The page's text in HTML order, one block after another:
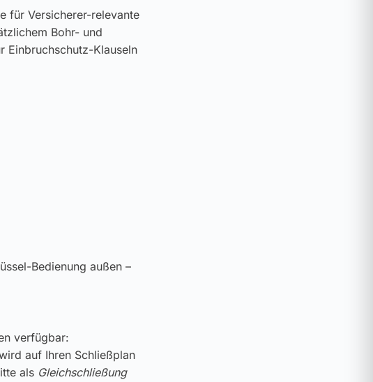
für Versicherer-relevante
Bohr- und
Einbruchschutz-Klauseln
Bedienung außen –
verfügbar:
auf Ihren Schließplan
als Gleichschließung